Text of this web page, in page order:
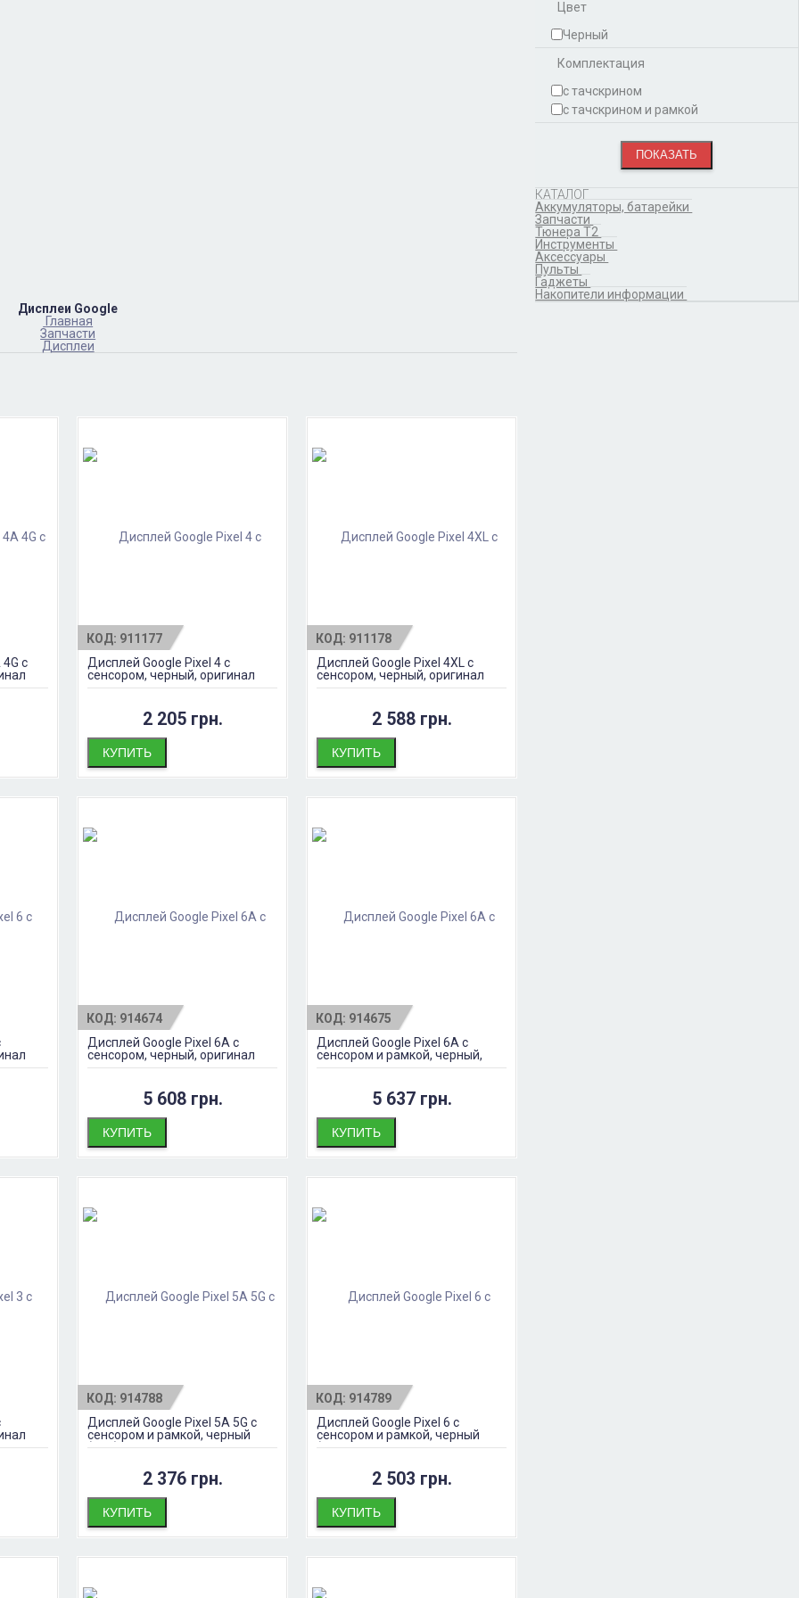
Цвет
Черный
Комплектация
с тачскрином
с тачскрином и рамкой
КАТАЛОГ
Аккумуляторы, батарейки
Запчасти
Тюнера T2
Инструменты
Аксессуары
Пульты
Гаджеты
Накопители информации
Дисплеи Google
Главная
Запчасти
Дисплеи
с
КОД: 911177
Дисплей Google Pixel 4 с
сенсором, черный, оригинал
2 205 грн.
КУПИТЬ
КОД: 911178
Дисплей Google Pixel 4XL с
сенсором, черный, оригинал
2 588 грн.
КУПИТЬ
КОД: 914674
Дисплей Google Pixel 6A с
сенсором, черный, оригинал
5 608 грн.
КУПИТЬ
КОД: 914675
Дисплей Google Pixel 6A с
сенсором и рамкой, черный,
оригинал
5 637 грн.
КУПИТЬ
КОД: 914788
Дисплей Google Pixel 5A 5G с
сенсором и рамкой, черный
(TFT)
2 376 грн.
КУПИТЬ
КОД: 914789
Дисплей Google Pixel 6 с
сенсором и рамкой, черный
(OLED)
2 503 грн.
КУПИТЬ